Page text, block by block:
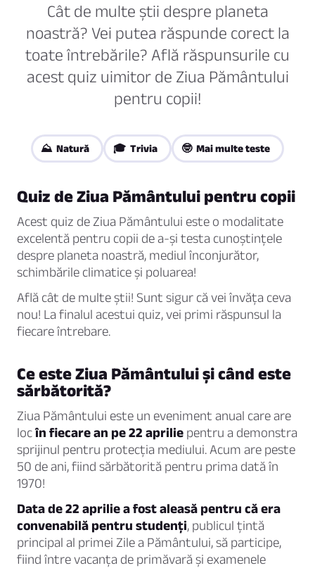
Cât de multe știi despre planeta
noastră? Vei putea răspunde corect la
toate întrebările? Află răspunsurile cu
acest quiz uimitor de Ziua Pământului
pentru copii!
⛰️ Natură 🎓 Trivia 🤓 Mai multe teste
Quiz de Ziua Pământului pentru copii
Acest quiz de Ziua Pământului este o modalitate
excelentă pentru copii de a-și testa cunoștințele
despre planeta noastră, mediul înconjurător,
schimbările climatice și poluarea!
Află cât de multe știi! Sunt sigur că vei învăța ceva
nou! La finalul acestui quiz, vei primi răspunsul la
fiecare întrebare.
Ce este Ziua Pământului și când este
sărbătorită?
Ziua Pământului este un eveniment anual care are
locîn fiecare an pe 22 aprilie pentru a demonstra
sprijinul pentru protecția mediului. Acum are peste
50 de ani, fiind sărbătorită pentru prima dată în
1970!
Data de 22 aprilie a fost aleasă pentru că era
convenabilă pentru studenți, publicul țintă
principal al primei Zile a Pământului, să participe,
fiind între vacanța de primăvară și examenele